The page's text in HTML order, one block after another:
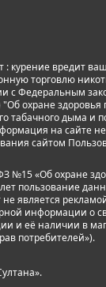
: курение вредит
торговлю
с Федеральным
охране здоровья
табачного дыма и
на сайте
сайтом
№15 «Об охране
пользование
является
информации о
и её наличии в
потребителей»).